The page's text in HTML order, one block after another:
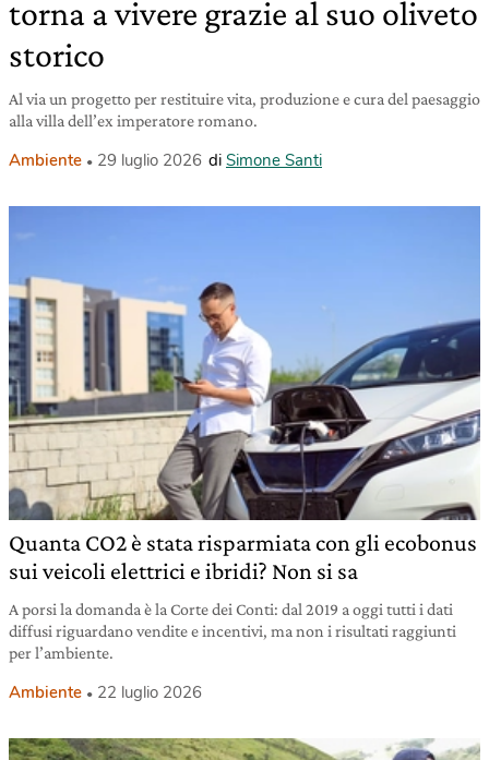
torna a vivere grazie al suo oliveto
storico
Al via un progetto per restituire vita, produzione e cura del paesaggio
alla villa dell’ex imperatore romano.
Ambiente 29 luglio 2026 di Simone Santi
Quanta CO2 è stata risparmiata con gli ecobonus
sui veicoli elettrici e ibridi? Non si sa
A porsi la domanda è la Corte dei Conti: dal 2019 a oggi tutti i dati
diffusi riguardano vendite e incentivi, ma non i risultati raggiunti
per l’ambiente.
Ambiente 22 luglio 2026